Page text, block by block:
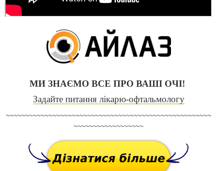
МИ ЗНАЄМО ВСЕ ПРО ВАШІ ОЧІ!
Задайте питання лікарю-офтальмологу
~~~~~~~~~~~~~~~~~~~~~~~~~~~~~~~~~~~~~~~~~~~~~~~~~~~~~
~~~~~~~~~~~~~~~~~~